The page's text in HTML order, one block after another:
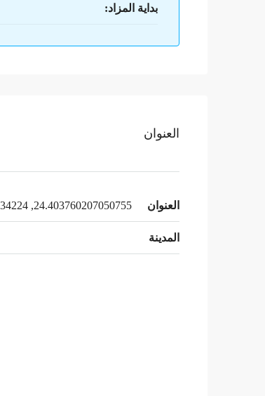
بداية المزاد:
العنوان
العنوان 24.403760207050755, 39.652234723334224
المدينة